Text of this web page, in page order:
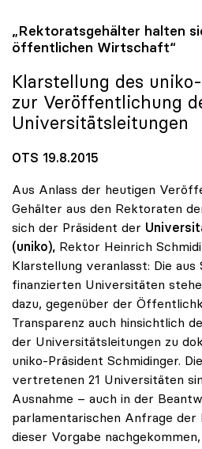
„Rektoratsgehälter halten
öffentlichen Wirtschaft“
Klarstellung des uniko
zur Veröffentlichung
Universitätsleitungen
OTS 19.8.2015
Aus Anlass der heutigen
Gehälter aus den Rektoraten
sich der Präsident der
(uniko), Rektor Heinrich
Klarstellung veranlasst: Die
finanzierten Universitäten
dazu, gegenüber der
Transparenz auch hinsichtlich
der Universitätsleitungen zu
uniko-Präsident Schmidinger.
vertretenen 21 Universitäten
Ausnahme – auch in der
parlamentarischen Anfrage der
dieser Vorgabe